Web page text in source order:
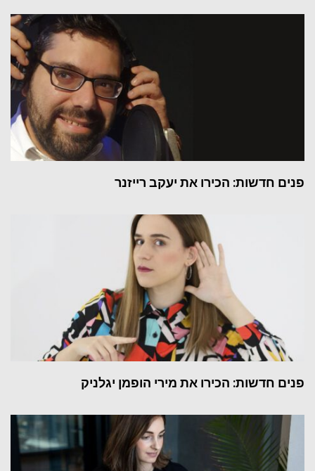
פנים חדשות: הכירו את יעקב רייזנר
פנים חדשות: הכירו את מירי הופמן יגלניק